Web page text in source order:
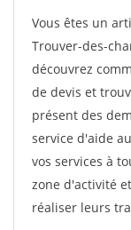
Vous êtes un
Trouver-des-
découvrez
de devis et
présent des
service d'aide
vos services à
zone d'activité
réaliser leurs